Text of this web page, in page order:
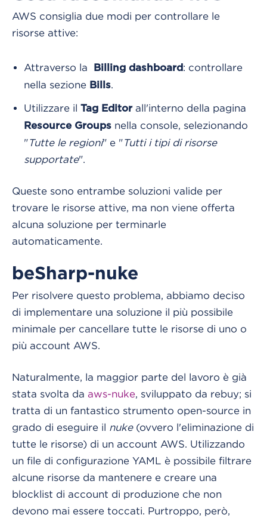
AWS consiglia due modi per controllare le
risorse attive:
Attraverso la Billing dashboard : controllare
nella sezione Bills.
Utilizzare il Tag Editorall'interno della pagina
Resource Groups nella console, selezionando
"Tutte le regioni" e "Tutti i tipi di risorse
supportate".
Queste sono entrambe soluzioni valide per
trovare le risorse attive, ma non viene offerta
alcuna soluzione per terminarle
automaticamente.
beSharp-nuke
Per risolvere questo problema, abbiamo deciso
di implementare una soluzione il più possibile
minimale per cancellare tutte le risorse di uno o
più account AWS.
Naturalmente, la maggior parte del lavoro è già
stata svolta da aws-nuke, sviluppato da rebuy; si
tratta di un fantastico strumento open-source in
grado di eseguire il nuke(ovvero l'eliminazione di
tutte le risorse) di un account AWS. Utilizzando
un file di configurazione YAML è possibile filtrare
alcune risorse da mantenere e creare una
blocklist di account di produzione che non
devono mai essere toccati. Purtroppo, però,